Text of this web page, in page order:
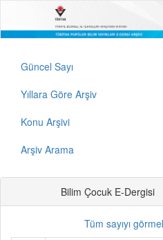
Güncel Sayı
Yıllara Göre Arşiv
Konu Arşivi
Arşiv Arama
Bilim Çocuk E-Dergisi
Tüm sayıyı